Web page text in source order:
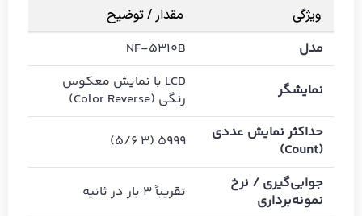
ویژگی مقدار / توضیح
مدل NF-5310B
نمایشگر
LCD با نمایش معکوس
رنگی (Color Reverse)
حداکثر نمایش عددی
(Count)
5999 (3 5/6)
جوابی‌گیری / نرخ
نمونه‌برداری
تقریباً ۳ بار در ثانیه